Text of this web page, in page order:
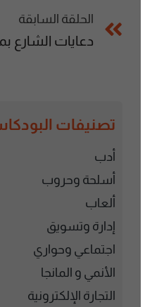
الحلقة السابقة
دعايات
تصنيفات
أدب
أسلحة وحروب
ألعاب
إدارة وتسويق
اجتماعي وحواري
الأنمي و المانجا
التجارة الإلكترونية